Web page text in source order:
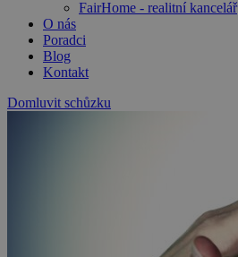
FairHome - realitní kancelář
O nás
Poradci
Blog
Kontakt
Domluvit schůzku